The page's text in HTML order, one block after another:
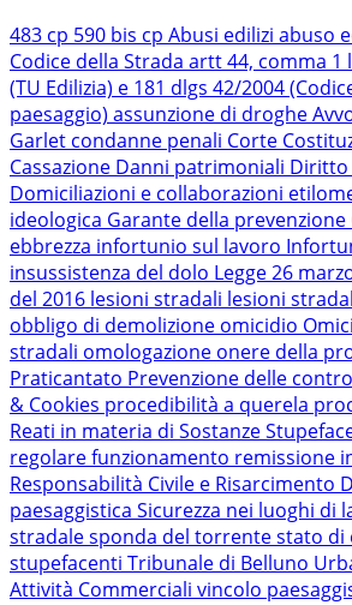
483 cp 590 bis cp Abusi edilizi abuso
Codice della Strada artt 44, comma 1
(TU Edilizia) e 181 dlgs 42/2004
paesaggio) assunzione di droghe
Garlet condanne penali Corte
Cassazione Danni patrimoniali Diritto
Domiciliazioni e collaborazioni
ideologica Garante della prevenzione
ebbrezza infortunio sul lavoro
insussistenza del dolo Legge 26
del 2016 lesioni stradali lesioni
obbligo di demolizione omicidio
stradali omologazione onere della
Praticantato Prevenzione delle
& Cookies procedibilità a querela
Reati in materia di Sostanze
regolare funzionamento remissione
Responsabilità Civile e Risarcimento
paesaggistica Sicurezza nei luoghi di
stradalesponda del torrentestato di
stupefacenti Tribunale di Belluno
Attività Commerciali vincolo